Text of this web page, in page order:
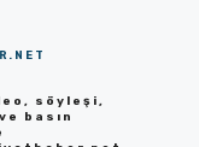
söyleşi,
basın